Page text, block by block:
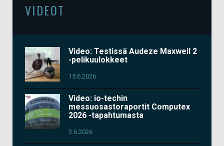
VIDEOT
Video: Testissä Audeze Maxwell 2
-pelikuulokkeet
15.6.2026
Video: io-techin
messuosastoraportit Computex
2026 -tapahtumasta
3.6.2026